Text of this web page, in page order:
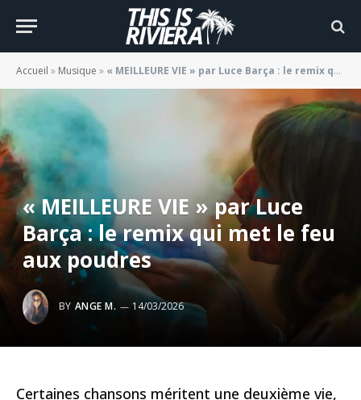
Accueil » Musique » « MEILLEURE VIE » par Luce Barça : le remix qui met le feu aux poudres
« MEILLEURE VIE » par Luce
Barça : le remix qui met le feu
aux poudres
BY ANGE M. 14/03/2026
Certaines chansons méritent une deuxième vie,